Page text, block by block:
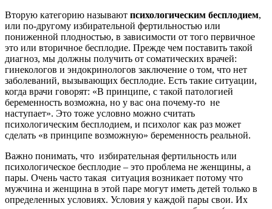
Вторую категорию называют психологическим бесплодием,
или по-другому избирательной фертильностью или
пониженной плодностью, в зависимости от того первичное
это или вторичное бесплодие. Прежде чем поставить такой
диагноз, мы должны получить от соматических врачей:
гинекологов и эндокринологов заключение о том, что нет
заболеваний, вызывающих бесплодие. Есть такие ситуации,
когда врачи говорят: «В принципе, с такой патологией
беременность возможна, но у вас она почему-то не
наступает». Это тоже условно можно считать
психологическим бесплодием, и психолог как раз может
сделать «в принципе возможную» беременность реальной.
Важно понимать, что избирательная фертильность или
психологическое бесплодие – это проблема не женщины, а
пары. Очень часто такая ситуация возникает потому что
мужчина и женщина в этой паре могут иметь детей только в
определенных условиях. Условия у каждой пары свои. Их